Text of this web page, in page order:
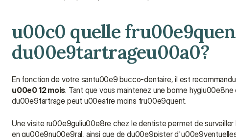
u00c0 quelle
du00e9tartrageu00a0?
En fonction de votre santu00e9 bucco-dentaire, il est
u00e0 12 mois. Tant que vous maintenez une bonne
du00e9tartrage peut u00eatre moins fru00e9quent.
Une visite ru00e9guliu00e8re chez le dentiste permet de
en gu00e9nu00e9ral, ainsi que de du00e9pister